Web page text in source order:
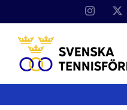
Instagram